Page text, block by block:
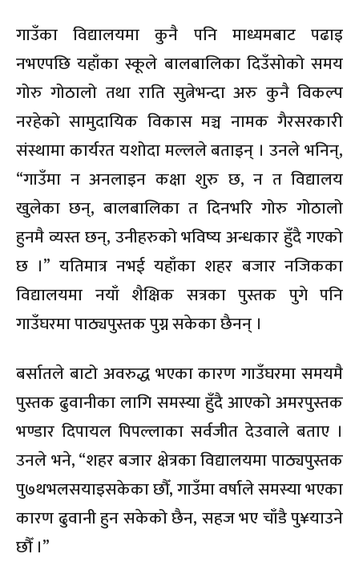
गाउँका विद्यालयमा कुनै पनि माध्यमबाट पढाइ
नभएपछि यहाँका स्कूले बालबालिका दिउँसोको समय
गोरु गोठालो तथा राति सुत्नेभन्दा अरु कुनै विकल्प
नरहेको सामुदायिक विकास मञ्च नामक गैरसरकारी
संस्थामा कार्यरत यशोदा मल्लले बताइन् । उनले भनिन्,
“गाउँमा न अनलाइन कक्षा शुरु छ, न त विद्यालय
खुलेका छन्, बालबालिका त दिनभरि गोरु गोठालो
हुनमै व्यस्त छन्, उनीहरुको भविष्य अन्धकार हुँदै गएको
छ ।” यतिमात्र नभई यहाँका शहर बजार नजिकका
विद्यालयमा नयाँ शैक्षिक सत्रका पुस्तक पुगे पनि
गाउँघरमा पाठ्यपुस्तक पुग्न सकेका छैनन् ।
बर्सातले बाटो अवरुद्ध भएका कारण गाउँघरमा समयमै
पुस्तक ढुवानीका लागि समस्या हुँदै आएको अमरपुस्तक
भण्डार दिपायल पिपल्लाका सर्वजीत देउवाले बताए ।
उनले भने, “शहर बजार क्षेत्रका विद्यालयमा पाठ्यपुस्तक
पु७थभलसयाइसकेका छौँ, गाउँमा वर्षाले समस्या भएका
कारण ढुवानी हुन सकेको छैन, सहज भए चाँडै पु¥याउने
छौँ ।”